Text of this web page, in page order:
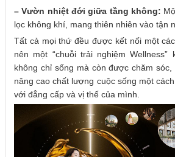
– Vườn nhiệt đới giữa tầng không:
lọc không khí, mang thiên nhiên vào tận
Tất cả mọi thứ đều được kết nối một
nên một “chuỗi trải nghiệm
không chỉ sống mà còn được chăm
nâng cao chất lượng cuộc sống một
với đẳng cấp và vị thế của mình.